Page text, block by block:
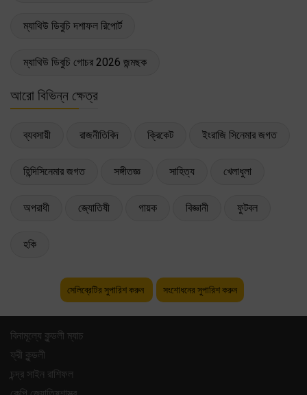
ম্যাথিউ ডিবুচি দশাফল রিপোর্ট
ম্যাথিউ ডিবুচি গোচর 2026 জন্মছক
আরো বিভিন্ন ক্ষেত্র
ব্যবসায়ী রাজনীতিবিদ ক্রিকেট ইংরাজি সিনেমার জগত
হিন্দিসিনেমার জগত সঙ্গীতজ্ঞ সাহিত্য খেলাধুলা
অপরাধী জ্যোতিষী গায়ক বিজ্ঞানী ফুটবল
হকি
সেলিব্রেটির সুপারিশ করুন সংশোধনের সুপারিশ করুন
বিনামূল্যে কুন্ডলী ম্যাচ
ফ্রী কুন্ডলী
চন্দ্র সাইন রাশিফল